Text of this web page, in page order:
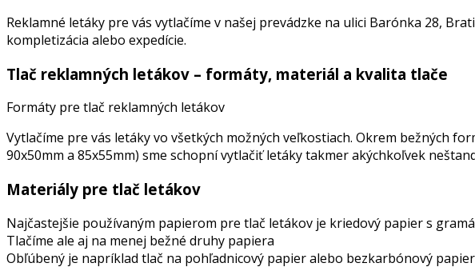
Reklamné letáky pre vás vytlačíme v našej prevádzke na ulici Barónka 28,
kompletizácia alebo expedície.
Tlač reklamných letákov – formáty, materiál a kvalita tlače
Formáty pre tlač reklamných letákov
Vytlačíme pre vás letáky vo všetkých možných veľkostiach. Okrem bežných
90x50mm a 85x55mm) sme schopní vytlačiť letáky takmer akýchkoľvek
Materiály pre tlač letákov
Najčastejšie používaným papierom pre tlač letákov je kriedový papier s
Tlačíme ale aj na menej bežné druhy papiera
Obľúbený je napríklad tlač na pohľadnicový papier alebo bezkarbónový papier